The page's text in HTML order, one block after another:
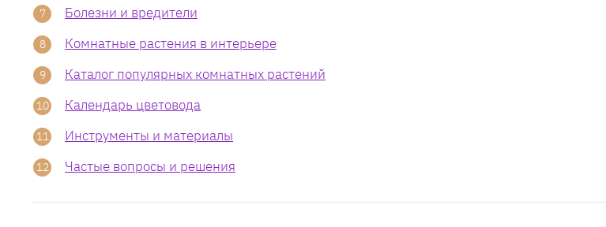
Болезни и вредители
Комнатные растения в интерьере
Каталог популярных комнатных растений
Календарь цветовода
Инструменты и материалы
Частые вопросы и решения